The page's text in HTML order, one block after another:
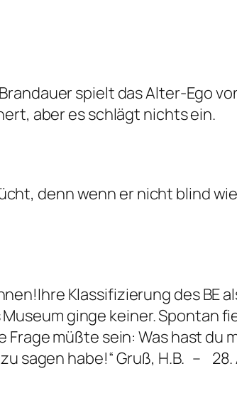
spielt das Alter-Ego
aber es schlägt nichts ein.
denn wenn er nicht blind
Klassifizierung des BE
ginge keiner. Spontan
müßte sein: Was hast du
sagen habe!“ Gruß, H.B. – 28.